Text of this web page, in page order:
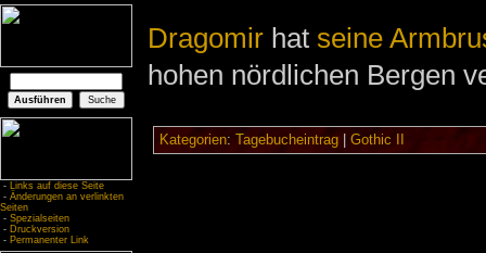
- Links auf diese Seite
- Änderungen an verlinkten
Seiten
- Spezialseiten
- Druckversion
- Permanenter Link
Dragomirhat seine
hohen nördlichen Bergen
Kategorien: Tagebucheintrag| Gothic II